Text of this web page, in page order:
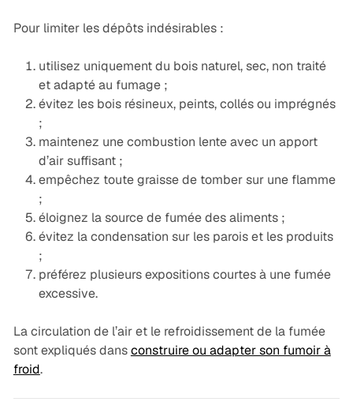
Pour limiter les dépôts indésirables :
utilisez uniquement du bois naturel, sec, non traité
et adapté au fumage ;
évitez les bois résineux, peints, collés ou imprégnés
;
maintenez une combustion lente avec un apport
d’air suffisant ;
empêchez toute graisse de tomber sur une flamme
;
éloignez la source de fumée des aliments ;
évitez la condensation sur les parois et les produits
;
préférez plusieurs expositions courtes à une fumée
excessive.
La circulation de l’air et le refroidissement de la fumée
sont expliqués dansconstruire ou adapter son fumoir à
froid.